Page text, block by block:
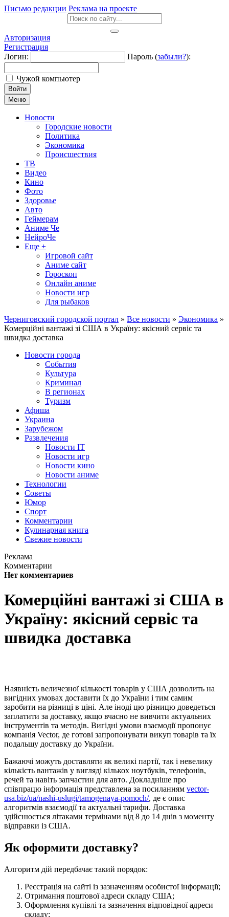
Письмо редакции Реклама на проекте
Авторизация
Регистрация
Логин:
Пароль (забыли?):
Чужой компьютер
Войти
Меню
Новости
Городские новости
Политика
Экономика
Происшествия
ТВ
Видео
Кино
Фото
Здоровье
Авто
Геймерам
Аниме Че
НейроЧе
Еще +
Игровой сайт
Аниме сайт
Гороскоп
Онлайн аниме
Новости игр
Для рыбаков
Черниговский городской портал » Все новости » Экономика »
Комерційні вантажі зі США в Україну: якісний сервіс та
швидка доставка
Новости города
События
Культура
Криминал
В регионах
Туризм
Афиша
Украина
Зарубежом
Развлечения
Новости IT
Новости игр
Новости кино
Новости аниме
Технологии
Советы
Юмор
Спорт
Комментарии
Кулинарная книга
Свежие новости
Реклама
Комментарии
Нет комментариев
Комерційні вантажі зі США в
Україну: якісний сервіс та
швидка доставка
Наявність величезної кількості товарів у США дозволить на
вигідних умовах доставити їх до України і тим самим
заробити на різниці в ціні. Але іноді цю різницю доведеться
заплатити за доставку, якщо вчасно не вивчити актуальних
інструментів та методів. Вигідні умови взаємодії пропонує
компанія Vector, де готові запропонувати викуп товарів та їх
подальшу доставку до України.
Бажаючі можуть доставляти як великі партії, так і невелику
кількість вантажів у вигляді кількох ноутбуків, телефонів,
речей та навіть запчастин для авто. Докладніше про
співпрацю інформація представлена за посиланням vector-
usa.biz/ua/nashi-uslugi/tamogenaya-pomoch/, де є опис
алгоритмів взаємодії та актуальні тарифи. Доставка
здійснюється літаками термінами від 8 до 14 днів з моменту
відправки із США.
Як оформити доставку?
Алгоритм дій передбачає такий порядок:
Реєстрація на сайті із зазначенням особистої інформації;
Отримання поштової адреси складу США;
Оформлення купівлі та зазначення відповідної адреси
складу;